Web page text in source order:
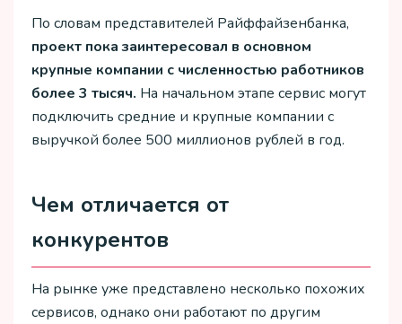
По словам представителей Райффайзенбанка,
проект пока заинтересовал в основном
крупные компании с численностью работников
более 3 тысяч. На начальном этапе сервис могут
подключить средние и крупные компании с
выручкой более 500 миллионов рублей в год.
Чем отличается от
конкурентов
На рынке уже представлено несколько похожих
сервисов, однако они работают по другим